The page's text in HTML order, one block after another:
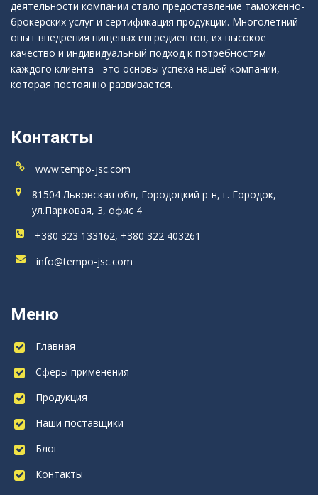
деятельности компании стало предоставление таможенно-
брокерских услуг и сертификация продукции. Многолетний
опыт внедрения пищевых ингредиентов, их высокое
качество и индивидуальный подход к потребностям
каждого клиента - это основы успеха нашей компании,
которая постоянно развивается.
Контакты
www.tempo-jsc.com
81504 Львовская обл, Городоцкий р-н, г. Городок,
ул.Парковая, 3, офис 4
+380 323 133162, +380 322 403261
info@tempo-jsc.com
Меню
Главная
Сферы применения
Продукция
Наши поставщики
Блог
Контакты